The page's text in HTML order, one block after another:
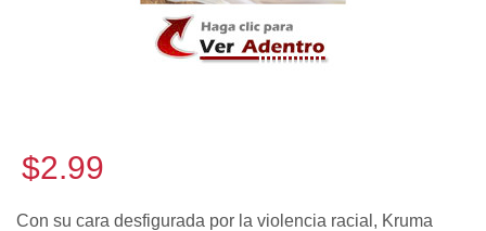
$2.99
Con su cara desfigurada por la violencia racial, Kruma